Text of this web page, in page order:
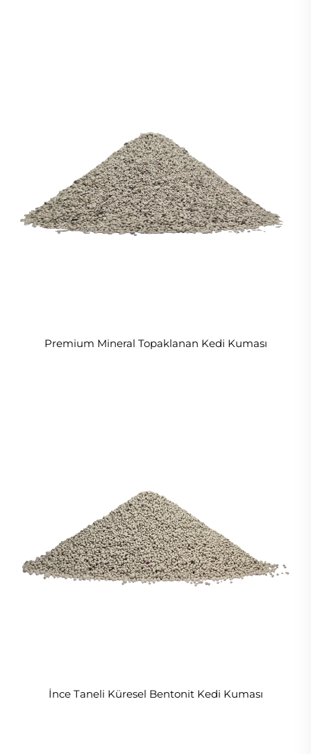
Premium Mineral Topaklanan Kedi Kuması
İnce Taneli Küresel Bentonit Kedi Kuması